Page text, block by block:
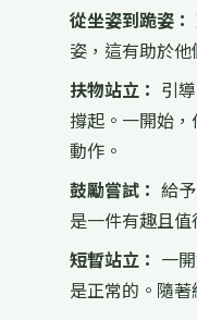
從坐姿到跪姿：
姿，這有助於
扶物站立： 引
撐起。一開始
動作。
鼓勵嘗試： 給
是一件有趣且值
短暫站立： 一
是正常的。隨